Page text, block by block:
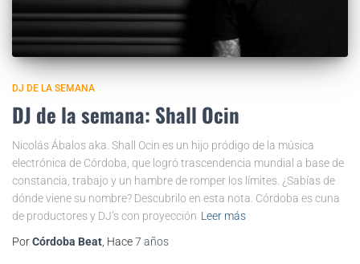
DJ DE LA SEMANA
DJ de la semana: Shall Ocin
Nicolás Ábalos aka. Shall Ocin es un hijo pródigo de la música
electrónica de Córdoba, que logró trascendencia mundial a base de
constancia, trabajo y un hambre de romper los límites. ¿Sabías de
dónde viene su nombre? Descubrilo en esta nota. Córdoba es cuna
de productores y DJ’s con proyección Leer más
PorCórdoba Beat , Hace7 años